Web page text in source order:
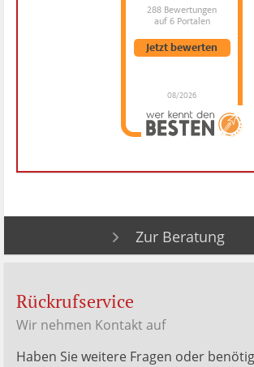
288 Bewertungen
auf 6 Portalen
08/2026
Jetzt bewerten
Dr. Hubert Menken
hat4.88 von5
MenkenBewertungen
Zur Beratung
Rückrufservice
Wir nehmen Kontakt auf
Haben Sie weitere Fragen oder